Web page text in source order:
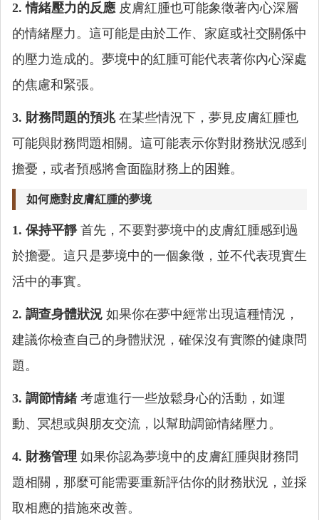
2. 情緒壓力的反應 皮膚紅腫也可能象徵著內心深層
的情緒壓力。這可能是由於工作、家庭或社交關係中
的壓力造成的。夢境中的紅腫可能代表著你內心深處
的焦慮和緊張。
3. 財務問題的預兆在某些情況下，夢見皮膚紅腫也
可能與財務問題相關。這可能表示你對財務狀況感到
擔憂，或者預感將會面臨財務上的困難。
如何應對皮膚紅腫的夢境
1. 保持平靜首先，不要對夢境中的皮膚紅腫感到過
於擔憂。這只是夢境中的一個象徵，並不代表現實生
活中的事實。
2. 調查身體狀況 如果你在夢中經常出現這種情況，
建議你檢查自己的身體狀況，確保沒有實際的健康問
題。
3. 調節情緒考慮進行一些放鬆身心的活動，如運
動、冥想或與朋友交流，以幫助調節情緒壓力。
4. 財務管理 如果你認為夢境中的皮膚紅腫與財務問
題相關，那麼可能需要重新評估你的財務狀況，並採
取相應的措施來改善。